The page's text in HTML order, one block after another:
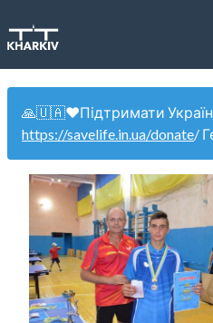
🙏🇺🇦❤️Підтримати
https://savelife.in.ua/donate/